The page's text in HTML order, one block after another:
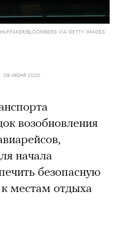
BLOOMBERG VIA GETTY IMAGES
08 ИЮНЯ 2020
возобновления
начала
безопасную
к местам отдыха